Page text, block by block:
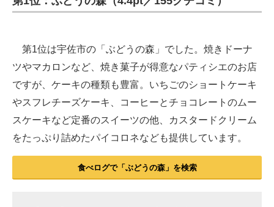
第1位は宇佐市の「ぶどうの森」でした。焼きドーナ
ツやマカロンなど、焼き菓子が得意なパティシエのお店
ですが、ケーキの種類も豊富。いちごのショートケーキ
やスフレチーズケーキ、コーヒーとチョコレートのムー
スケーキなど定番のスイーツの他、カスタードクリーム
をたっぷり詰めたパイコロネなども提供しています。
食べログで「ぶどうの森」を検索